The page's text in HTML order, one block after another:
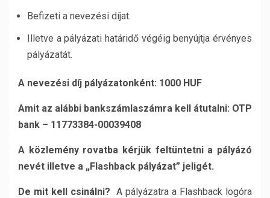
Befizeti a nevezési díjat.
Illetve a pályázati határidő végéig benyújtja érvényes
pályázatát.
A nevezési díj pályázatonként: 1000 HUF
Amit az alábbi bankszámlaszámra kell átutalni: OTP
bank – 11773384-00039408
A közlemény rovatba kérjük feltüntetni a pályázó
nevét illetve a „Flashback pályázat” jeligét.
De mit kell csinálni? A pályázatra a Flashback logóra